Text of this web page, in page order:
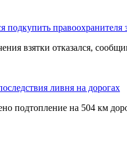
подкупить правоохранителя
взятки отказался,
ливня на дорогах
подтопление на 504 км